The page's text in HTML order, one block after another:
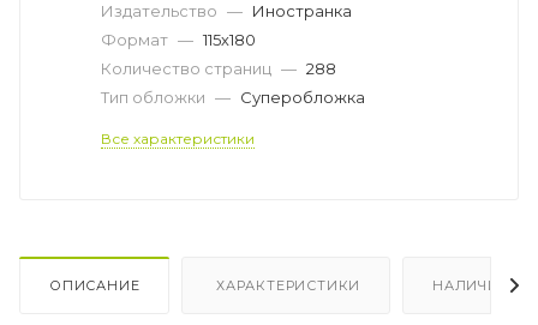
Издательство — Иностранка
Формат — 115х180
Количество страниц — 288
Тип обложки — Суперобложка
Все характеристики
ОПИСАНИЕ ХАРАКТЕРИСТИКИ НАЛИЧИЕ